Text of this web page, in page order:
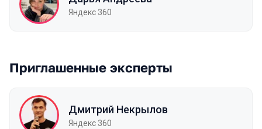
Яндекс 360
Приглашенные эксперты
Дмитрий Некрылов
Яндекс 360